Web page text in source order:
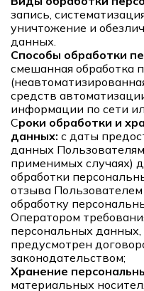
запись,
уничтожение и
данных.
Способы обработки
смешанная обработка
средств
информации по сети
Сроки обработки и
данных: с даты
данных
применимых случаях)
обработки
отзыва Пользователем
обработку
Оператором
персональных данных,
предусмотрен
законодательством;
Хранение
материальных